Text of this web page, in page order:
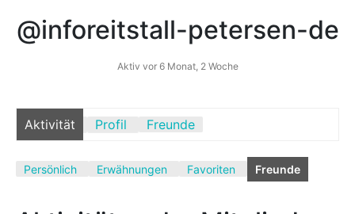
Account
@inforeitstall-petersen-de
Aktiv vor 6 Monat, 2 Woche
Aktivität Profil Freunde
Persönlich Erwähnungen Favoriten Freunde